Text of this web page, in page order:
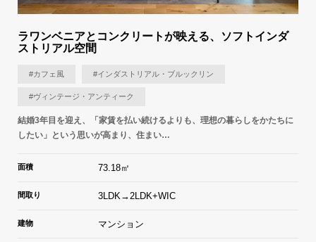
ラワンベニアとコンクリートが映える、ソフトインダ
ストリアル空間
#カフェ風 #インダストリアル・ブルックリン
#ヴィンテージ・アンティーク
結婚3年目を迎え、「家賃を払い続けるよりも、理想の暮らしをかたちに
したい」という思いが高まり、住まい…
面積 73.18㎡
間取り 3LDK→2LDK+WIC
建物 マンション